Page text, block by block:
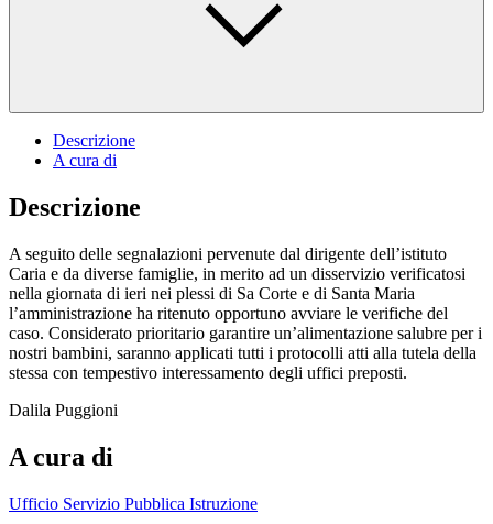
Descrizione
A cura di
Descrizione
A seguito delle segnalazioni pervenute dal dirigente dell’istituto
Caria e da diverse famiglie, in merito ad un disservizio verificatosi
nella giornata di ieri nei plessi di Sa Corte e di Santa Maria
l’amministrazione ha ritenuto opportuno avviare le verifiche del
caso. Considerato prioritario garantire un’alimentazione salubre per i
nostri bambini, saranno applicati tutti i protocolli atti alla tutela della
stessa con tempestivo interessamento degli uffici preposti.
Dalila Puggioni
A cura di
Ufficio Servizio Pubblica Istruzione